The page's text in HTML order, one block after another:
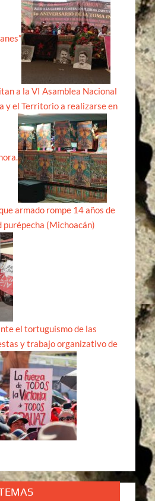
a la VI Asamblea Nacional
y el Territorio a realizarse en
armado rompe 14 años de
purépecha (Michoacán)
el tortuguismo de las
y trabajo organizativo de